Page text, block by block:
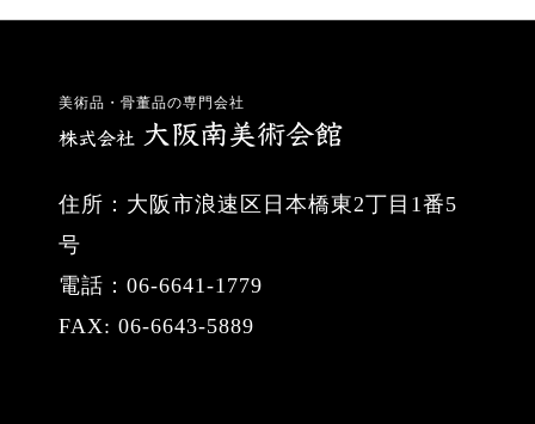
美術品・骨董品の専門会社
住所：大阪市浪速区日本橋東2丁目1番5
号
電話：06-6641-1779
FAX: 06-6643-5889